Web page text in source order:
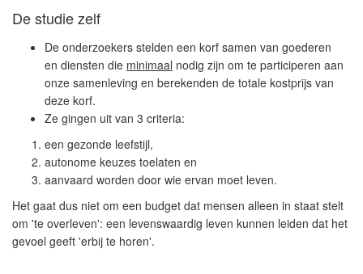
De studie zelf
De onderzoekers stelden een korf samen van goederen
en diensten die minimaal nodig zijn om te participeren aan
onze samenleving en berekenden de totale kostprijs van
deze korf.
Ze gingen uit van 3 criteria:
een gezonde leefstijl,
autonome keuzes toelaten en
aanvaard worden door wie ervan moet leven.
Het gaat dus niet om een budget dat mensen alleen in staat stelt
om 'te overleven': een levenswaardig leven kunnen leiden dat het
gevoel geeft 'erbij te horen'.